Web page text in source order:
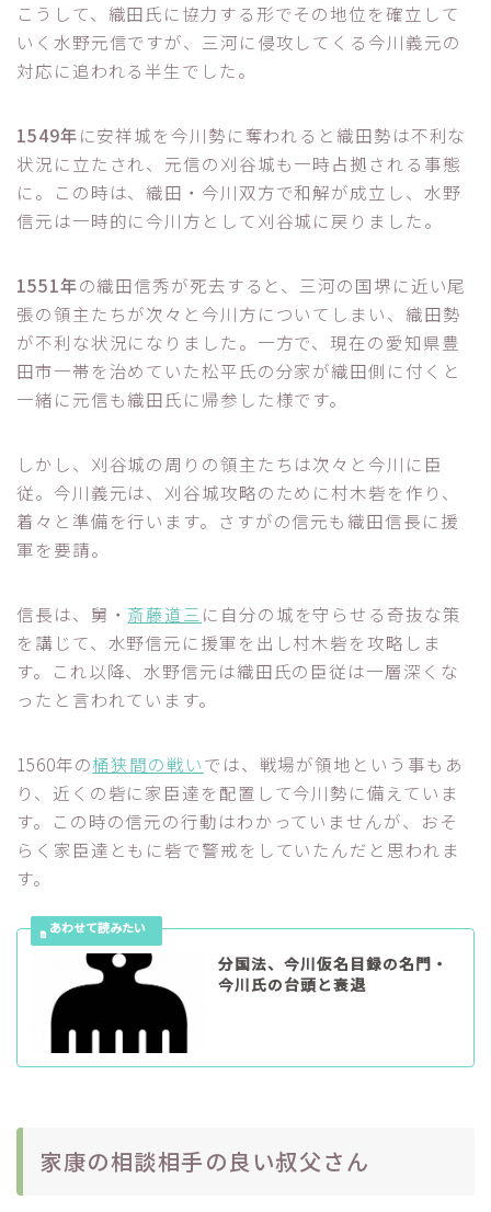
こうして、織田氏に協力する形でその地位を確立して
いく水野元信ですが、三河に侵攻してくる今川義元の
対応に追われる半生でした。
1549年に安祥城を今川勢に奪われると織田勢は不利な
状況に立たされ、元信の刈谷城も一時占拠される事態
に。この時は、織田・今川双方で和解が成立し、水野
信元は一時的に今川方として刈谷城に戻りました。
1551年の織田信秀が死去すると、三河の国堺に近い尾
張の領主たちが次々と今川方についてしまい、織田勢
が不利な状況になりました。一方で、現在の愛知県豊
田市一帯を治めていた松平氏の分家が織田側に付くと
一緒に元信も織田氏に帰参した様です。
しかし、刈谷城の周りの領主たちは次々と今川に臣
従。今川義元は、刈谷城攻略のために村木砦を作り、
着々と準備を行います。さすがの信元も織田信長に援
軍を要請。
信長は、舅・ 斎藤道三 に自分の城を守らせる奇抜な策
を講じて、水野信元に援軍を出し村木砦を攻略しま
す。これ以降、水野信元は織田氏の臣従は一層深くな
ったと言われています。
1560年の桶狭間の戦いでは、戦場が領地という事もあ
り、近くの砦に家臣達を配置して今川勢に備えていま
す。この時の信元の行動はわかっていませんが、おそ
らく家臣達ともに砦で警戒をしていたんだと思われま
す。
分国法、今川仮名目録の名門・
今川氏の台頭と衰退
家康の相談相手の良い叔父さん